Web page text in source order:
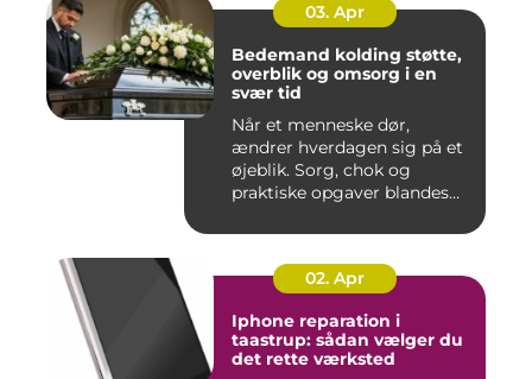
03. Apr
Bedemand kolding støtte,
overblik og omsorg i en
svær tid
Når et menneske dør,
ændrer hverdagen sig på et
øjeblik. Sorg, chok og
praktiske opgaver blandes
02. Apr
Iphone reparation i
taastrup: sådan vælger du
det rette værksted